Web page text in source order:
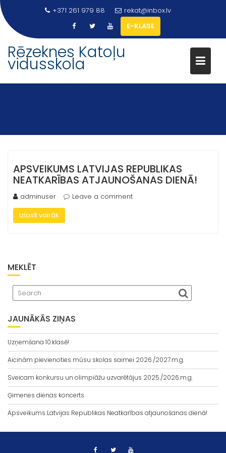
Skip
to
content
+371 261 979 88
rekat@inbox.lv
E-KLASE
Rēzeknes Katoļu
vidusskola
APSVEIKUMS LATVIJAS REPUBLIKAS
NEATKARĪBAS ATJAUNOŠANAS DIENĀ!
adminuser
Leave a comment
Izlasīt vairāk
MEKLĒT
JAUNĀKĀS ZIŅAS
Uzņemšana 10.klasē!
Aicinām pievienoties mūsu skolas saimei 2026./2027.m.g.
Sveicam konkursu un olimpiāžu uzvarētājus 2025./2026.m.g.
Ģimenes dienas koncerts
Apsveikums Latvijas Republikas Neatkarības atjaunošanas dienā!